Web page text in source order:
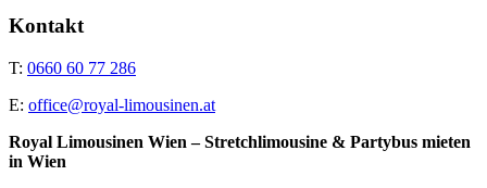
Kontakt
T: 0660 60 77 286
E: office@royal-limousinen.at
Royal Limousinen Wien – Stretchlimousine & Partybus mieten
in Wien